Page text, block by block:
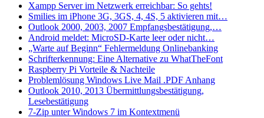
Xampp Server im Netzwerk erreichbar: So gehts!
Smilies im iPhone 3G, 3GS, 4, 4S, 5 aktivieren mit…
Outlook 2000, 2003, 2007 Empfangsbestätigung,…
Android meldet: MicroSD-Karte leer oder nicht…
„Warte auf Beginn“ Fehlermeldung Onlinebanking
Schrifterkennung: Eine Alternative zu WhatTheFont
Raspberry Pi Vorteile & Nachteile
Problemlösung Windows Live Mail .PDF Anhang
Outlook 2010, 2013 Übermittlungsbestätigung,
Lesebestätigung
7-Zip unter Windows 7 im Kontextmenü